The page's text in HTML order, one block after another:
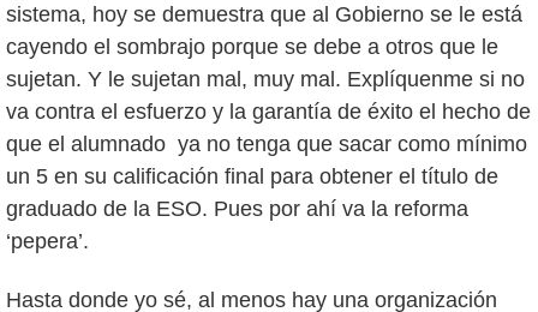
sistema, hoy se demuestra que al Gobierno se le está
cayendo el sombrajo porque se debe a otros que le
sujetan. Y le sujetan mal, muy mal. Explíquenme si no
va contra el esfuerzo y la garantía de éxito el hecho de
que el alumnado ya no tenga que sacar como mínimo
un 5 en su calificación final para obtener el título de
graduado de la ESO. Pues por ahí va la reforma
‘pepera’.
Hasta donde yo sé, al menos hay una organización